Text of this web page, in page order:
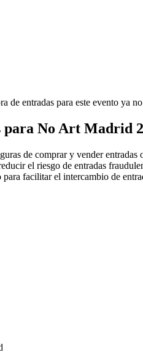
de entradas para este evento ya
para No Art Madrid
de comprar y vender
el riesgo de entradas
facilitar el intercambio de